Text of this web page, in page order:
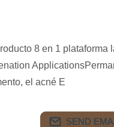
8 en 1 plataforma
el acné E
SEND